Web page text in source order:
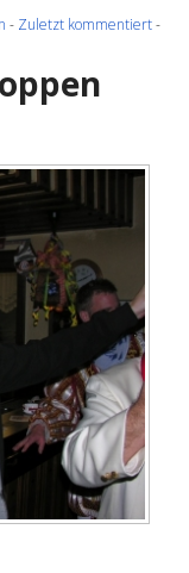
- Zuletzt kommentiert-